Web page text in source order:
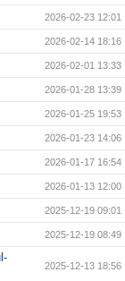
2026-02-23 12:01
2026-02-14 18:16
2026-02-01 13:33
2026-01-28 13:39
2026-01-25 19:53
2026-01-23 14:06
2026-01-17 16:54
2026-01-13 12:00
2025-12-19 09:01
2025-12-19 08:49
2025-12-13 18:56